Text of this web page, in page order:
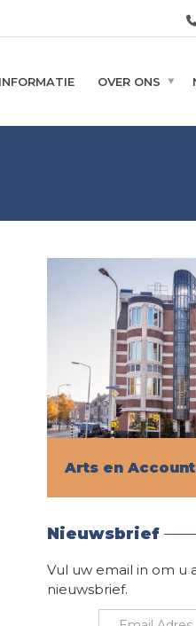
INFORMATIE OVER ONS
Arts en
Nieuwsbrief
Vul uw email in om u
nieuwsbrief.